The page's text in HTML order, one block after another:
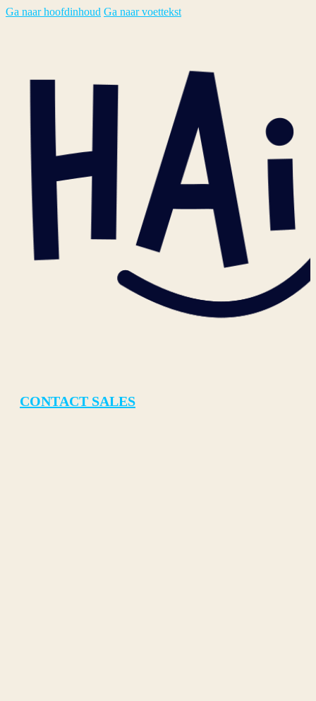
Ga naar hoofdinhoud Ga naar voettekst
CONTACT SALES